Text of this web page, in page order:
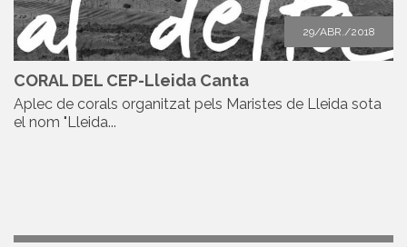
29/ABR./2018
CORAL DEL CEP-Lleida Canta
Aplec de corals organitzat pels Maristes de Lleida sota
el nom "Lleida...